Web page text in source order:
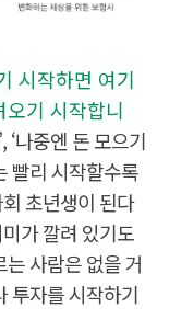
시작하면 여기
기 시작합니
‘나중엔 돈 모으기
빨리 시작할수록
초년생이 된다
가 깔려 있기도
사람은 없을 거
투자를 시작하기